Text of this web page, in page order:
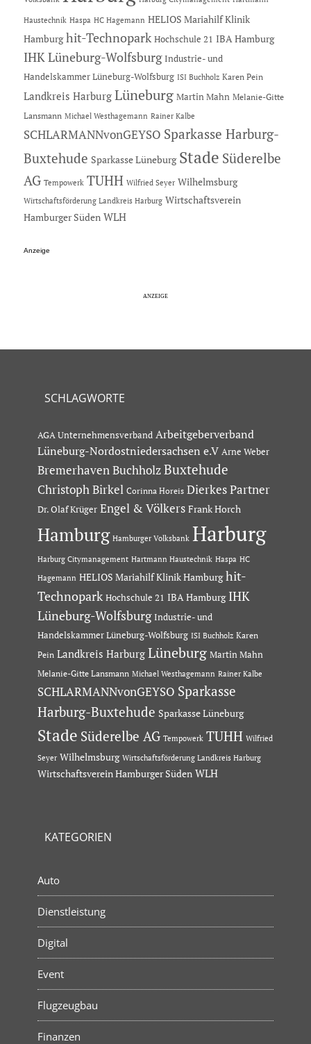
Haustechnik Haspa HC Hagemann HELIOS Mariahilf Klinik
Hamburg hit-Technopark Hochschule 21 IBA Hamburg
IHK Lüneburg-Wolfsburg Industrie- und
Handelskammer Lüneburg-Wolfsburg ISI Buchholz Karen Pein
Landkreis Harburg Lüneburg Martin Mahn Melanie-Gitte
Lansmann Michael Westhagemann Rainer Kalbe
SCHLARMANNvonGEYSO Sparkasse Harburg-
Buxtehude Sparkasse Lüneburg Stade Süderelbe
AG Tempowerk TUHH Wilfried Seyer Wilhelmsburg
Wirtschaftsförderung Landkreis Harburg Wirtschaftsverein
Hamburger Süden WLH
Anzeige
SCHLAGWORTE
AGA Unternehmensverband Arbeitgeberverband
Lüneburg-Nordostniedersachsen e.V Arne Weber
Bremerhaven Buchholz Buxtehude
Christoph Birkel Corinna Horeis Dierkes Partner
Dr. Olaf Krüger Engel & Völkers Frank Horch
Hamburg Hamburger Volksbank Harburg
Harburg Citymanagement Hartmann Haustechnik Haspa HC
Hagemann HELIOS Mariahilf Klinik Hamburg hit-
Technopark Hochschule 21 IBA Hamburg IHK
Lüneburg-Wolfsburg Industrie- und
Handelskammer Lüneburg-Wolfsburg ISI Buchholz Karen
Pein Landkreis Harburg Lüneburg Martin Mahn
Melanie-Gitte Lansmann Michael Westhagemann Rainer Kalbe
SCHLARMANNvonGEYSO Sparkasse
Harburg-Buxtehude Sparkasse Lüneburg
Stade Süderelbe AG Tempowerk TUHH Wilfried
Seyer Wilhelmsburg Wirtschaftsförderung Landkreis Harburg
Wirtschaftsverein Hamburger Süden WLH
KATEGORIEN
Auto
Dienstleistung
Digital
Event
Flugzeugbau
Finanzen